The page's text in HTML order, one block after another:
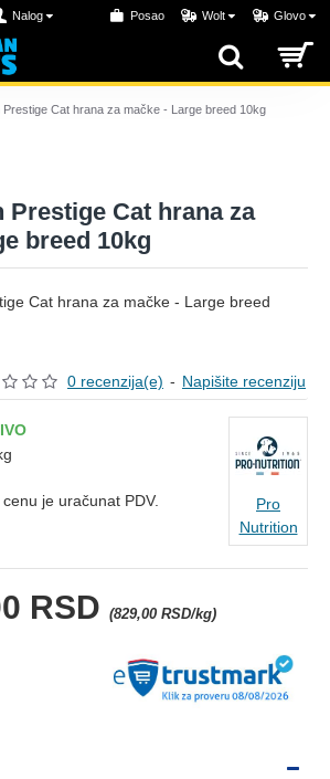
Nalog Posao Wolt Glovo
Prestige Cat hrana za mačke - Large breed 10kg
Cat hrana za
breed 10kg
0 recenzija(e) - Napišite recenziju
RSD (829,00 RSD/kg)
cenu je uračunat PDV.
Pro
Nutrition